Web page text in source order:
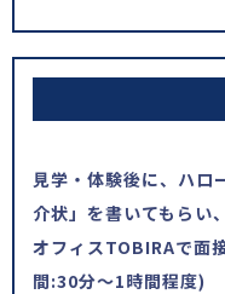
見学・体験後に、ハロ
介状」を書いてもらい、
オフィスTOBIRAで面
間:30分～1時間程度)